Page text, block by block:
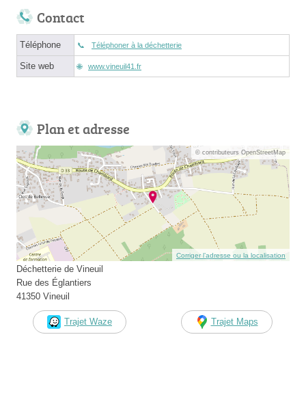
Contact
Téléphone Téléphoner à la déchetterie
Site web www.vineuil41.fr
Plan et adresse
© contributeurs OpenStreetMap
Corriger l’adresse ou la localisation
Déchetterie de Vineuil
Rue des Églantiers
41350 Vineuil
Trajet Waze Trajet Maps